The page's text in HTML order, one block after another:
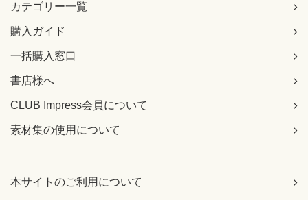
カテゴリー一覧
購入ガイド
一括購入窓口
書店様へ
CLUB Impress会員について
素材集の使用について
本サイトのご利用について